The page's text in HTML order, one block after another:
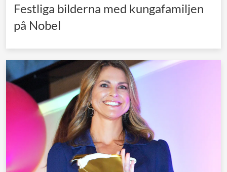
Festliga bilderna med kungafamiljen
på Nobel